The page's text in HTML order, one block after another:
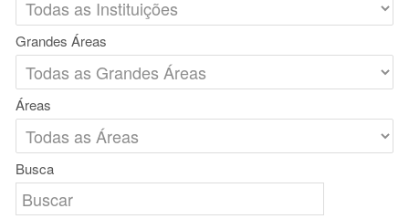
Grandes Áreas
Áreas
Busca